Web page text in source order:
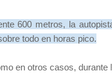
600 metros, la
todo en horas pico.
en otros casos, durante